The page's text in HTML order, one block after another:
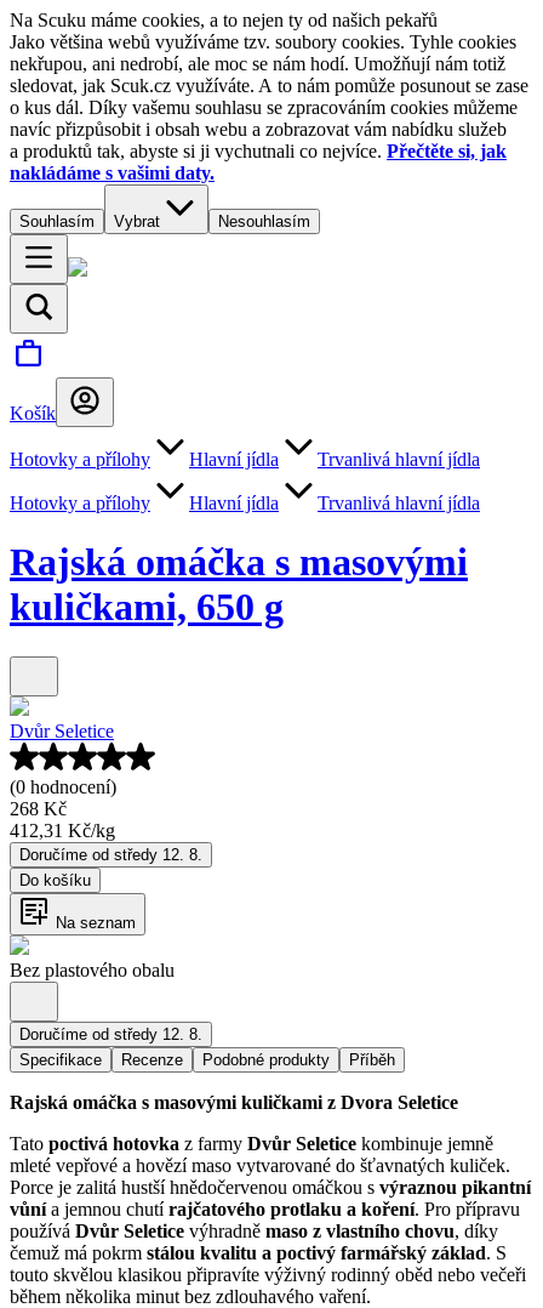
Na Scuku máme cookies, a to nejen ty od našich pekařů
Jako většina webů využíváme tzv. soubory cookies. Tyhle cookies
nekřupou, ani nedrobí, ale moc se nám hodí. Umožňují nám totiž
sledovat, jak Scuk.cz využíváte. A to nám pomůže posunout se zase
o kus dál. Díky vašemu souhlasu se zpracováním cookies můžeme
navíc přizpůsobit i obsah webu a zobrazovat vám nabídku služeb
a produktů tak, abyste si ji vychutnali co nejvíce. Přečtěte si, jak
nakládáme s vašimi daty.
Souhlasím Vybrat Nesouhlasím
Košík
Hotovky a přílohy Hlavní jídla Trvanlivá hlavní jídla
Hotovky a přílohy Hlavní jídla Trvanlivá hlavní jídla
Rajská omáčka s masovými
kuličkami, 650 g
Dvůr Seletice
(0 hodnocení)
268 Kč
412,31 Kč/kg
Doručíme od středy 12. 8.
Do košíku
Na seznam
Bez plastového obalu
Doručíme od středy 12. 8.
Specifikace
Recenze Podobné produkty Příběh
Rajská omáčka s masovými kuličkami z Dvora Seletice
Tato poctivá hotovka z farmy Dvůr Seletice kombinuje jemně
mleté vepřové a hovězí maso vytvarované do šťavnatých kuliček.
Porce je zalitá hustší hnědočervenou omáčkou s výraznou pikantní
vůnía jemnou chutírajčatového protlaku a koření. Pro přípravu
používá Dvůr Seletice výhradně maso z vlastního chovu, díky
čemuž má pokrm stálou kvalitu a poctivý farmářský základ. S
touto skvělou klasikou připravíte výživný rodinný oběd nebo večeři
během několika minut bez zdlouhavého vaření.